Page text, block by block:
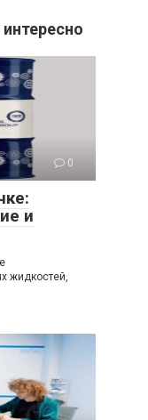
0
и
жидкостей,